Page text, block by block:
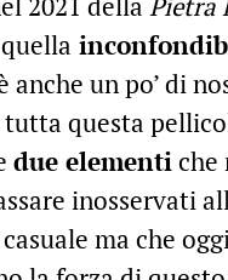
anche un po’ di
questa
due elementiche
inosservati
ma che